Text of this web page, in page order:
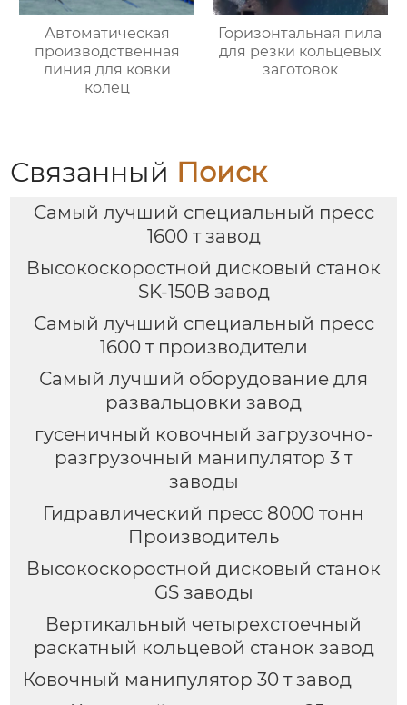
Автоматическая
производственная
линия для ковки
колец
Горизонтальная пила
для резки кольцевых
заготовок
Связанный Поиск
Самый лучший специальный пресс
1600 т завод
Высокоскоростной дисковый станок
SK-150B завод
Самый лучший специальный пресс
1600 т производители
Самый лучший оборудование для
развальцовки завод
гусеничный ковочный загрузочно-
разгрузочный манипулятор 3 т
заводы
Гидравлический пресс 8000 тонн
Производитель
Высокоскоростной дисковый станок
GS заводы
Вертикальный четырехстоечный
раскатный кольцевой станок завод
Ковочный манипулятор 30 т завод